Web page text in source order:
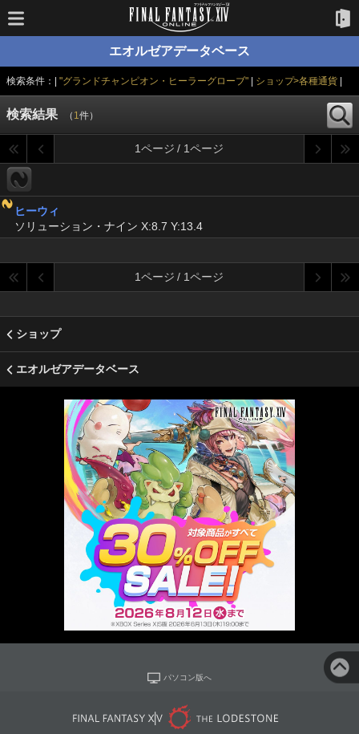
エオルゼアデータベース
検索条件：| "グランドチャンピオン・ヒーラーグローブ"| ショップ>各種通貨
検索結果 （ 1件）
1ページ / 1ページ
ヒーウィ
ソリューション・ナイン X:8.7 Y:13.4
1ページ / 1ページ
ショップ
エオルゼアデータベース
パソコン版へ